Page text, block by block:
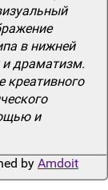
в нижней
и драматизм.
креативного
и
by Amdoit